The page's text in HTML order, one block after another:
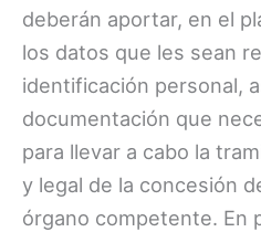
deberán aportar, en el
los datos que les sean
identificación personal,
documentación que
para llevar a cabo la
y legal de la concesión
órgano competente. En